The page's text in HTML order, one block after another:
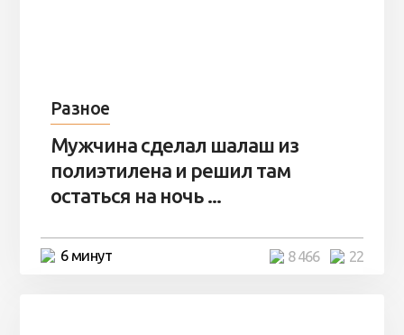
Разное
Мужчина сделал шалаш из
полиэтилена и решил там
остаться на ночь ...
6 минут 22
8 466